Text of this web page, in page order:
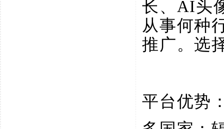
长、AI头
从事何种
推广。选
平台优势